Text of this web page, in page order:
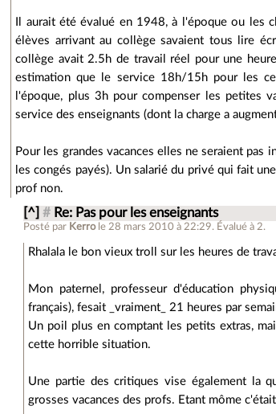
Il aurait été évalué en 1948, à l'époque ou les
élèves arrivant au collège savaient tous lire
collège avait 2.5h de travail réel pour une
estimation que le service 18h/15h pour les
l'époque, plus 3h pour compenser les petites
service des enseignants (dont la charge a
Pour les grandes vacances elles ne seraient pas
les congés payés). Un salarié du privé qui fait
prof non.
[^] # Re: Pas pour les enseignants
Posté par Kerro le 28 mars 2010 à 22:29. Évalué à 2.
Rhalala le bon vieux troll sur les heures de
Mon paternel, professeur d'éducation
français), fesait _vraiment_ 21 heures par
Un poil plus en comptant les petits extras,
cette horrible situation.
Une partie des critiques vise également la
grosses vacances des profs. Etant môme